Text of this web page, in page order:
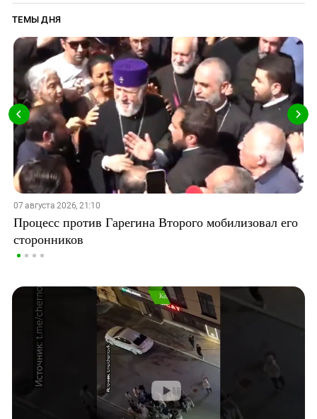
ТЕМЫ ДНЯ
07 августа 2026, 21:10
Процесс против Гарегина Второго мобилизовал его
сторонников